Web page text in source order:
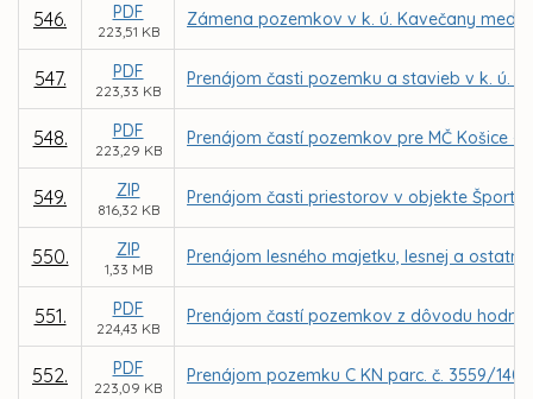
546. PDF
223,51 KB
Zámena pozemkov v k. ú. Kavečany
547. PDF
223,33 KB
Prenájom časti pozemku a stavieb v k. ú.
548. PDF
223,29 KB
Prenájom častí pozemkov pre MČ Košice
549. ZIP
816,32 KB
Prenájom časti priestorov v objekte
550. ZIP
1,33 MB
Prenájom lesného majetku, lesnej a
551. PDF
224,43 KB
Prenájom častí pozemkov z dôvodu
552. PDF
223,09 KB
Prenájom pozemku C KN parc. č. 3559/